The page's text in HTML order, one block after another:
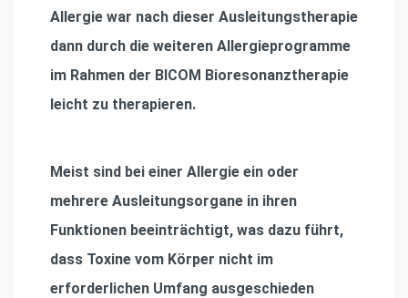
Allergie war nach dieser Ausleitungstherapie
dann durch die weiteren Allergieprogramme
im Rahmen der BICOM Bioresonanztherapie
leicht zu therapieren.
Meist sind bei einer Allergie ein oder
mehrere Ausleitungsorgane in ihren
Funktionen beeinträchtigt, was dazu führt,
dass Toxine vom Körper nicht im
erforderlichen Umfang ausgeschieden